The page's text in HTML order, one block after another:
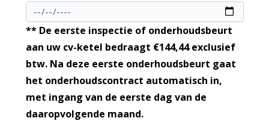
** De eerste inspectie of onderhoudsbeurt
aan uw cv-ketel bedraagt €144,44 exclusief
btw. Na deze eerste onderhoudsbeurt gaat
het onderhoudscontract automatisch in,
met ingang van de eerste dag van de
daaropvolgende maand.